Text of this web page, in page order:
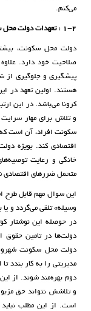
می‌کنم.
1-2 : تعهدات دولت محل سکونت
دولت محل سکونت،
صلاحیت خود دارد.
پیشگیری و جلوگیری از
هستند. اولین تعهد در
کرونا می‌باشد. در این
و تلاش برای مهار
سکونت افراد، آن است که
اقتصادی کند. بویژه
خانگی و رعایت
متحمل ضررهای اقتصادی
این سوال مهم قابل طرح
وسیله» تلقی می‌گردد و
در حوصله این نوشتار
دولت‌ها در تامین حقوق
دولت محل سکونت
مدیریتی را به کار بندد
دوم بهره‌مند شوند. از
و تلاشش نتواند حق
است. از این مطلب